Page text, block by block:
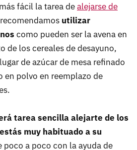
fácil la tarea dealejarse de
recomendamos utilizar
como pueden ser la avena en
de los cereales de desayuno,
de azúcar de mesa refinado
en polvo en reemplazo de
tarea sencilla alejarte de los
muy habituado a su
poco a poco con la ayuda de